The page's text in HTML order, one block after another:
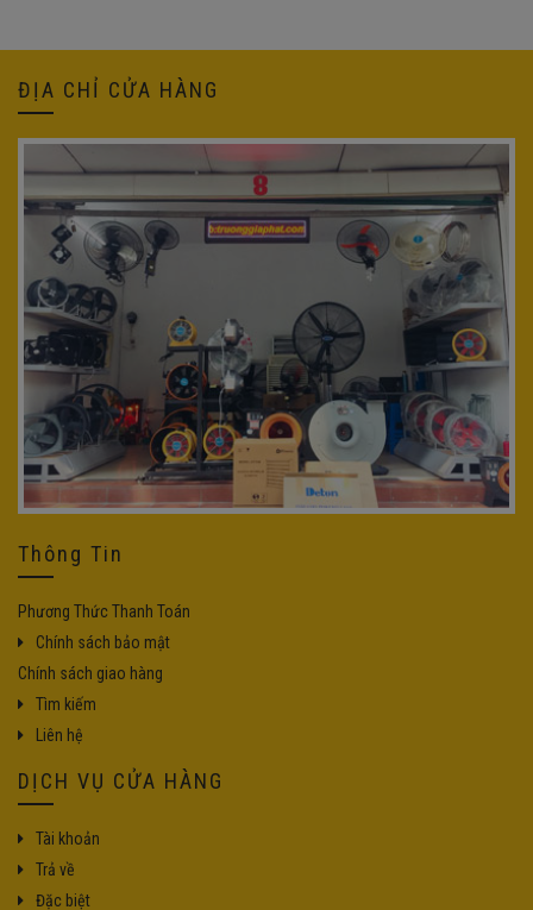
2.490.000₫.
ĐỊA CHỈ CỬA HÀNG
Thông Tin
Phương Thức Thanh Toán
Chính sách bảo mật
Chính sách giao hàng
Tìm kiếm
Liên hệ
DỊCH VỤ CỬA HÀNG
Tài khoản
Trả về
Đặc biệt